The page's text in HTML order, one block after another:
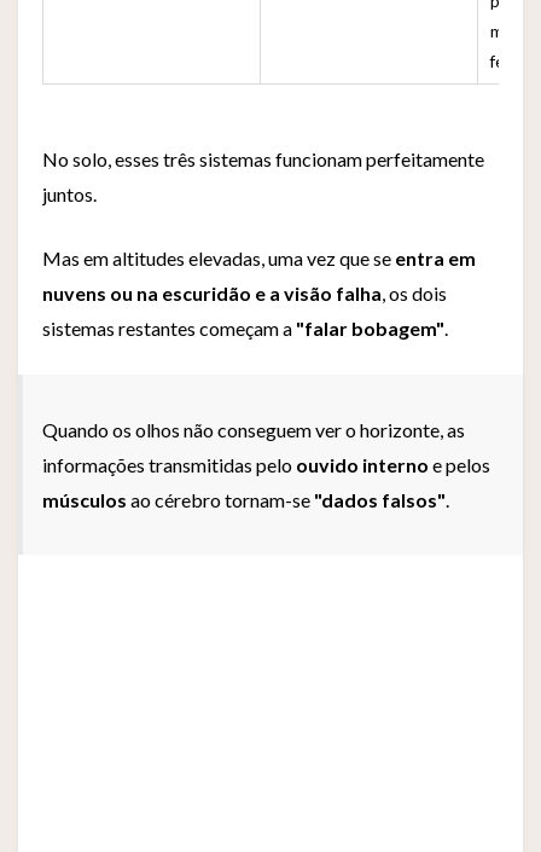
No solo, esses três sistemas funcionam perfeitamente
juntos.
Mas em altitudes elevadas, uma vez que se entra em
nuvens ou na escuridão e a visão falha , os dois
sistemas restantes começam a "falar bobagem"
Quando os olhos não conseguem ver o horizonte, as
informações transmitidas pelo ouvido interno e pelos
músculos ao cérebro tornam-se "dados falsos"